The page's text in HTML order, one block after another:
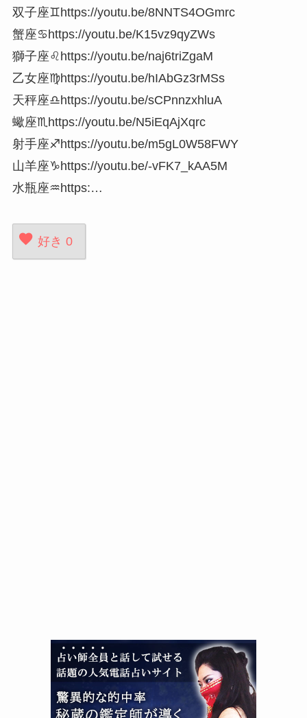
双子座♊https://youtu.be/8NNTS4OGmrc
蟹座♋https://youtu.be/K15vz9qyZWs
獅子座♌https://youtu.be/naj6triZgaM
乙女座♍https://youtu.be/hIAbGz3rMSs
天秤座♎https://youtu.be/sCPnnzxhluA
蠍座♏https://youtu.be/N5iEqAjXqrc
射手座♐https://youtu.be/m5gL0W58FWY
山羊座♑https://youtu.be/-vFK7_kAA5M
水瓶座♒https:…
好き 0